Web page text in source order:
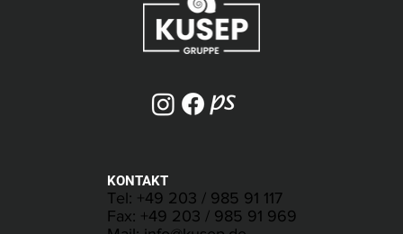
KONTAKT
Tel: +49 203 / 985 91 117
Fax: +49 203 / 985 91 969